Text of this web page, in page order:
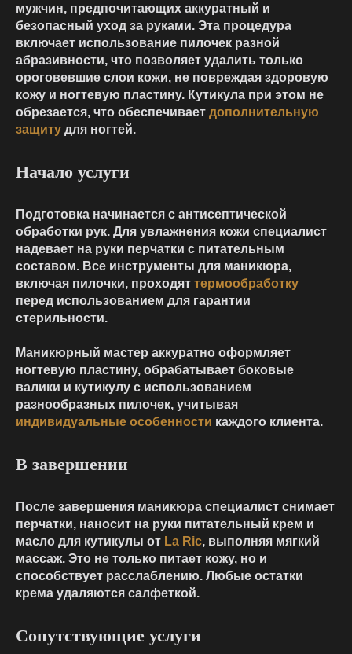
мужчин, предпочитающих аккуратный и
безопасный уход за руками. Эта процедура
включает использование пилочек разной
абразивности, что позволяет удалить только
ороговевшие слои кожи, не повреждая здоровую
кожу и ногтевую пластину. Кутикула при этом не
обрезается, что обеспечивает дополнительную
защиту для ногтей.
Начало услуги
Подготовка начинается с антисептической
обработки рук. Для увлажнения кожи специалист
надевает на руки перчатки с питательным
составом. Все инструменты для маникюра,
включая пилочки, проходят термообработку
перед использованием для гарантии
стерильности.
Маникюрный мастер аккуратно оформляет
ногтевую пластину, обрабатывает боковые
валики и кутикулу с использованием
разнообразных пилочек, учитывая
индивидуальные особенности каждого клиента.
В завершении
После завершения маникюра специалист снимает
перчатки, наносит на руки питательный крем и
масло для кутикулы от La Ric, выполняя мягкий
массаж. Это не только питает кожу, но и
способствует расслаблению. Любые остатки
крема удаляются салфеткой.
Сопутствующие услуги